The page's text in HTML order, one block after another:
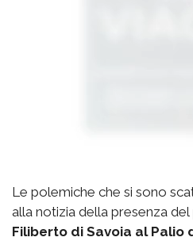
Le polemiche che si sono
alla notizia della presenza del
Filiberto di Savoia al Palio